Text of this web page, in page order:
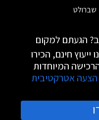
שברולט
הגעתם למקום
חינם, הכירו
המיוחדות
הצעה אטרקטיבית